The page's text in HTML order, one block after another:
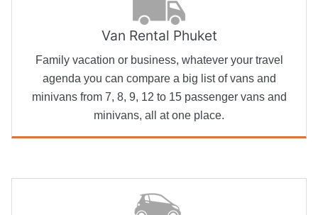
Van Rental Phuket
Family vacation or business, whatever your travel
agenda you can compare a big list of vans and
minivans from 7, 8, 9, 12 to 15 passenger vans and
minivans, all at one place.